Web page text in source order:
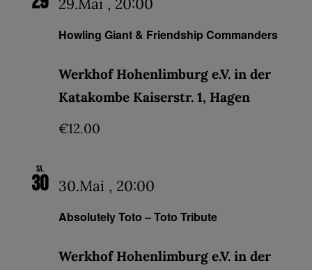
Howling Giant & Friendship Commanders
Werkhof Hohenlimburg e.V. in der
Katakombe Kaiserstr. 1, Hagen
€12.00
Sa.
30
Absolutely Toto – Toto Tribute
30.Mai , 20:00
Werkhof Hohenlimburg e.V. in der